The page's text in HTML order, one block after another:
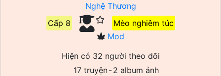
Nghệ Thương
Cấp 8
Mèo nghiêm túc
Mod
Hiện có 32 người theo dõi
17 truyện-2 album ảnh